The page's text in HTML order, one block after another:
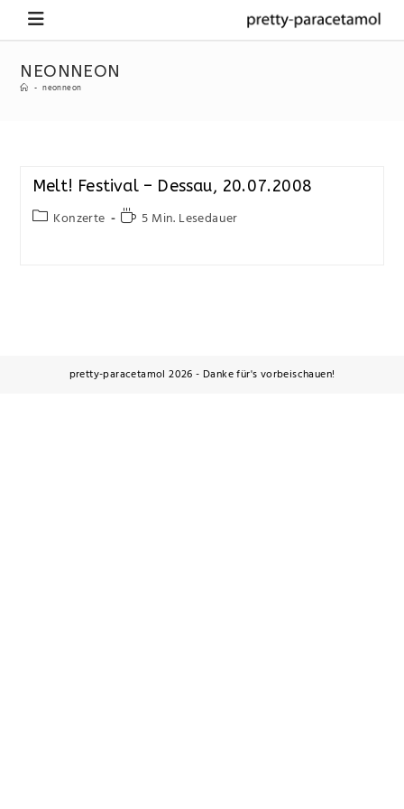
NEONNEON
- neonneon
Melt! Festival – Dessau, 20.07.2008
Konzerte 5 Min. Lesedauer
pretty-paracetamol 2026 - Danke für's vorbeischauen!